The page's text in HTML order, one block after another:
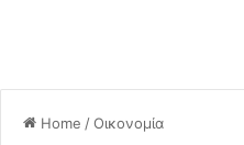
Home /Οικονομία